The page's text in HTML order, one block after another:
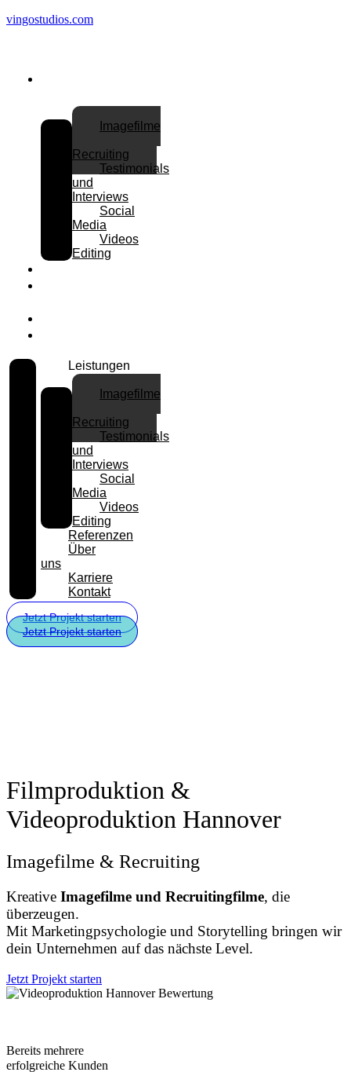
vingostudios.com
Imagefilme
Recruiting
Testimonials
und
Interviews
Social
Media
Videos
Editing
Leistungen
Imagefilme
Recruiting
Testimonials
und
Interviews
Social
Media
Videos
Editing
Referenzen
Über
uns
Karriere
Kontakt
Jetzt Projekt starten
Jetzt Projekt starten
Filmproduktion &
Videoproduktion Hannover
Imagefilme & Recruiting
Kreative Imagefilme und Recruitingfilme, die
überzeugen.
Mit Marketingpsychologie und Storytelling bringen wir
dein Unternehmen auf das nächste Level.
Jetzt Projekt starten
Bereits mehrere
erfolgreiche Kunden